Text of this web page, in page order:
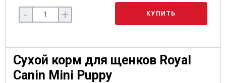
- + КУПИТЬ
Сухой корм для щенков Royal
Canin Mini Puppy